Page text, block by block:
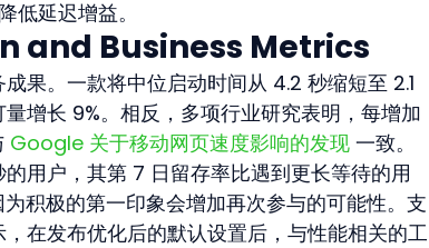
低延迟增益。
and Business Metrics
果。一款将中位启动时间从 4.2 秒缩短至 2.1
增长 9%。相反，多项行业研究表明，每增加
Google 关于移动网页速度影响的发现 一致。
用户，其第 7 日留存率比遇到更长等待的用
积极的第一印象会增加再次参与的可能性。支
在发布优化后的默认设置后，与性能相关的工